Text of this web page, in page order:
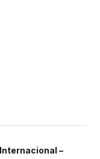
–